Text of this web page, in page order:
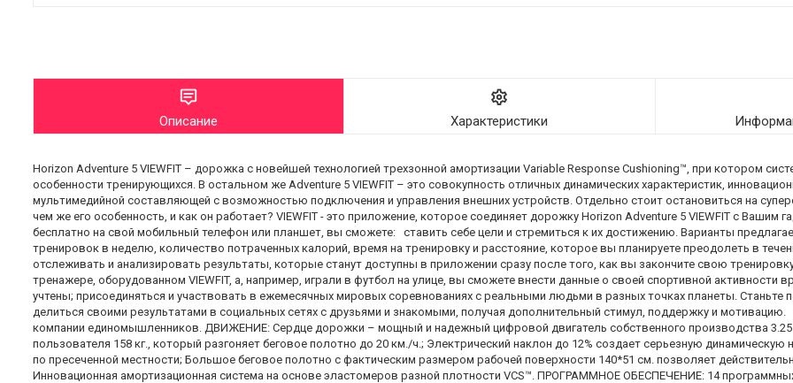
Описание Характеристики
Horizon Adventure 5 VIEWFIT – дорожка с новейшей технологией трехзонной амортизации Variable Response Cushioning™, при котором
особенности тренирующихся. В остальном же Adventure 5 VIEWFIT – это совокупность отличных динамических характеристик,
мультимедийной составляющей с возможностью подключения и управления внешних устройств. Отдельно стоит остановиться на
чем же его особенность, и как он работает? VIEWFIT - это приложение, которое соединяет дорожку Horizon Adventure 5 VIEWFIT с Вашим
бесплатно на свой мобильный телефон или планшет, вы сможете: ставить себе цели и стремиться к их достижению. Варианты
тренировок в неделю, количество потраченных калорий, время на тренировку и расстояние, которое вы планируете преодолеть в
отслеживать и анализировать результаты, которые станут доступны в приложении сразу после того, как вы закончите свою
тренажере, оборудованном VIEWFIT, а, например, играли в футбол на улице, вы сможете внести данные о своей спортивной активности
учтены; присоединяться и участвовать в ежемесячных мировых соревнованиях с реальными людьми в разных точках планеты. Станьте
делиться своими результатами в социальных сетях с друзьями и знакомыми, получая дополнительный стимул, поддержку и мотивацию.
компании единомышленников. ДВИЖЕНИЕ: Сердце дорожки – мощный и надежный цифровой двигатель собственного производства
пользователя 158 кг., который разгоняет беговое полотно до 20 км./ч.; Электрический наклон до 12% создает серьезную динамическую
по пресеченной местности; Большое беговое полотно с фактическим размером рабочей поверхности 140*51 см. позволяет
Инновационная амортизационная система на основе эластомеров разной плотности VCS™. ПРОГРАММНОЕ ОБЕСПЕЧЕНИЕ: 14